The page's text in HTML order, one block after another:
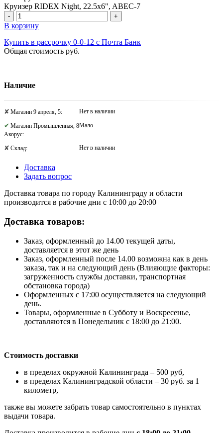
Круизер RIDEX Night, 22.5x6", ABEC-7
- +
В корзину
Купить в рассрочку 0-0-12 с Почта Банк
Общая стоимость руб.
Наличие
Магазин 9 апреля, 5: Нет в наличии
Магазин Промышленная, 8
Акорус:
Мало
Склад: Нет в наличии
Доставка
Задать вопрос
Доставка товара по городу Калининграду и области
производится в рабочие дни с 10:00 до 20:00
Доставка товаров:
Заказ, оформленный до 14.00 текущей даты,
доставляется в этот же день
Заказ, оформленный после 14.00 возможна как в день
заказа, так и на следующий день (Влияющие факторы:
загруженность службы доставки, транспортная
обстановка города)
Оформленных с 17:00 осуществляется на следующий
день.
Товары, оформленные в Субботу и Воскресенье,
доставляются в Понедельник с 18:00 до 21:00.
Стоимость доставки
в пределах окружной Калининграда – 500 руб,
в пределах Калининградской области – 30 руб. за 1
километр,
также вы можете забрать товар самостоятельно в пунктах
выдачи товара.